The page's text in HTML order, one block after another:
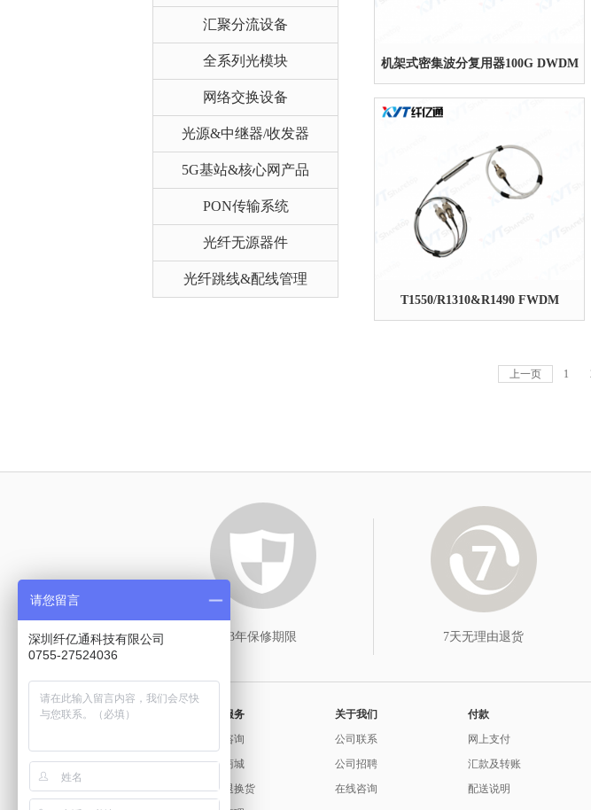
汇聚分流设备
全系列光模块
网络交换设备
光源&中继器/收发器
5G基站&核心网产品
PON传输系统
光纤无源器件
光纤跳线&配线管理
机架式密集波分复用器100G DWDM
T1550/R1310&R1490 FWDM
上一页 1
3年保修期限 7天无理由退货
常用服务
问题咨询
官方商城
保修退换货
关于我们
公司联系
公司招聘
在线咨询
付款
网上支付
汇款及转账
配送说明
请您留言
深圳纤亿通科技有限公司
0755-27524036